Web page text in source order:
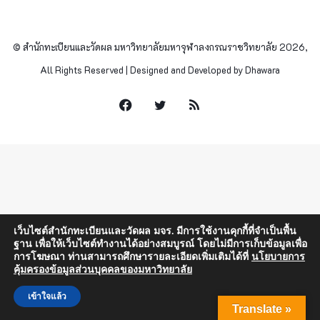
© สำนักทะเบียนและวัดผล มหาวิทยาลัยมหาจุฬาลงกรณราชวิทยาลัย 2026,
All Rights Reserved | Designed and Developed by Dhawara
FacebookTwitter
Translate »
เว็บไซต์สำนักทะเบียนและวัดผล มจร. มีการใช้งานคุกกี้ที่จำเป็นพื้น
ฐาน เพื่อให้เว็บไซต์ทำงานได้อย่างสมบูรณ์ โดยไม่มีการเก็บข้อมูลเพื่อ
การโฆษณา ท่านสามารถศึกษารายละเอียดเพิ่มเติมได้ที่ นโยบายการ
คุ้มครองข้อมูลส่วนบุคคลของมหาวิทยาลัย
เข้าใจแล้ว